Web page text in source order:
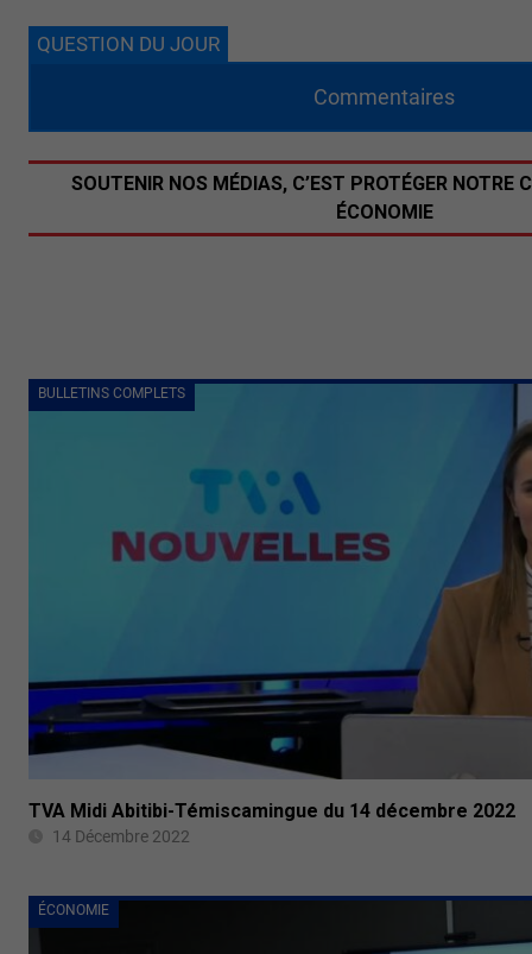
BULLETINS COMPLETS
TVA Midi Abitibi-Témiscamingue du 14 décembre 2022
14 Décembre 2022
ÉCONOMIE
QUESTION DU JOUR
Commentaires
SOUTENIR NOS MÉDIAS, C’EST PROTÉGER NOTRE
ÉCONOMIE